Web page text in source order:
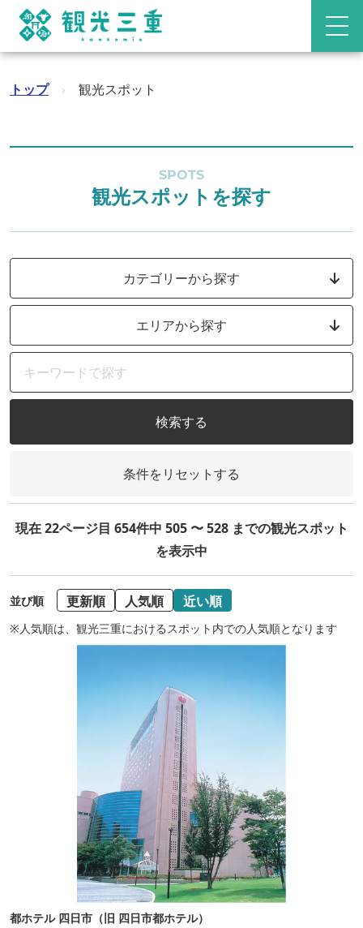
トップ › 観光スポット
SPOTS
観光スポットを探す
カテゴリーから探す
エリアから探す
検索する
条件をリセットする
現在 22ページ目 654件中 505 〜 528 までの観光スポット
を表示中
並び順 更新順 人気順 近い順
※人気順は、観光三重におけるスポット内での人気順となります
都ホテル 四日市（旧 四日市都ホテル）